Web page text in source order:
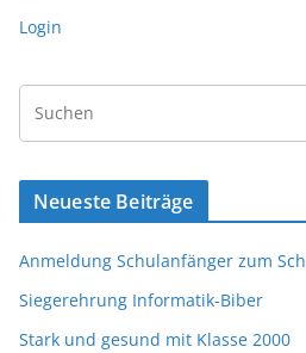
Login
Neueste Beiträge
Anmeldung Schulanfänger zum
Siegerehrung Informatik-Biber
Stark und gesund mit Klasse 2000